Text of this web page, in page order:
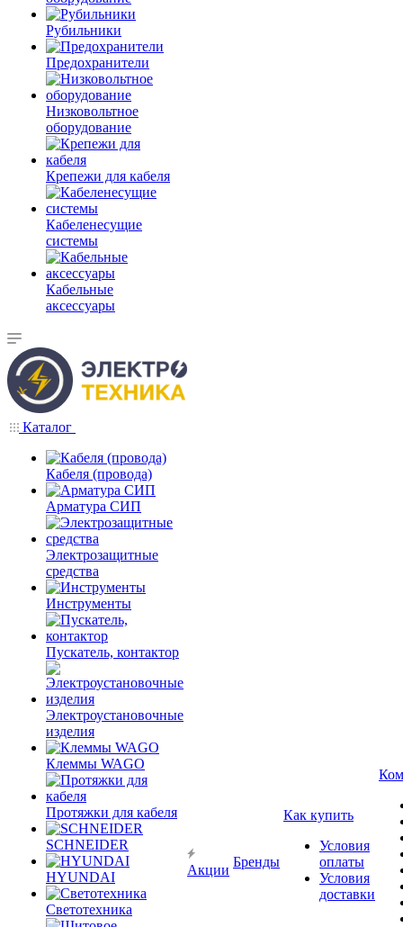
Рубильники
Предохранители
Низковольтное
оборудование
Крепежи для кабеля
Кабеленесущие
системы
Кабельные
аксессуары
Каталог
Кабеля (провода)
Арматура СИП
Электрозащитные
средства
Инструменты
Пускатель, контактор
Электроустановочные
изделия
Клеммы WAGO
Протяжки для кабеля
SCHNEIDER
HYUNDAI
Светотехника
Акции
Бренды
Как купить
Условия
оплаты
Условия
доставки